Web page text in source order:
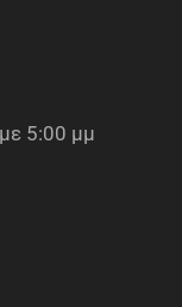
5:00 μμ